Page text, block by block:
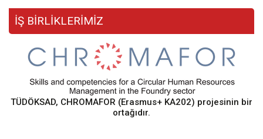
İŞ BİRLİKLERİMİZ
TÜDÖKSAD, CHROMAFOR (Erasmus+ KA202) projesinin bir
ortağıdır.